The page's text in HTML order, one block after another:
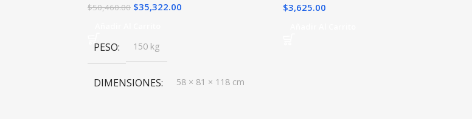
$50,460.00 $35,322.00
PESO 150 kg
DIMENSIONES 58 × 81 × 118 cm
$3,625.00